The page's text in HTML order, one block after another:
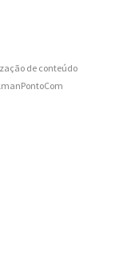
de conteúdo